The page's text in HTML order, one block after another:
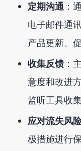
定期沟通 ：
电子邮件通
产品更新、
收集反馈：
意度和改进
监听工具收
应对流失风
极措施进行